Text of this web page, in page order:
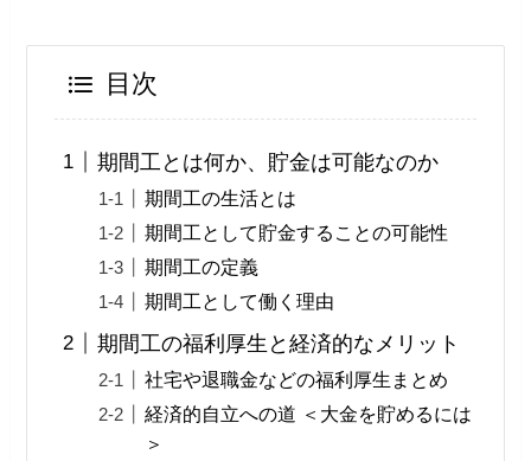
目次
期間工とは何か、貯金は可能なのか
期間工の生活とは
期間工として貯金することの可能性
期間工の定義
期間工として働く理由
期間工の福利厚生と経済的なメリット
社宅や退職金などの福利厚生まとめ
経済的自立への道 ＜大金を貯めるには
＞